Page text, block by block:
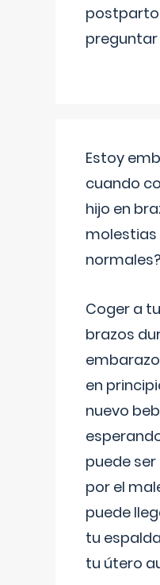
Estoy
cuando
hijo en
molestias
normales?
Coger a
brazos
en
nuevo
puede
por el
puede
tu
tu útero